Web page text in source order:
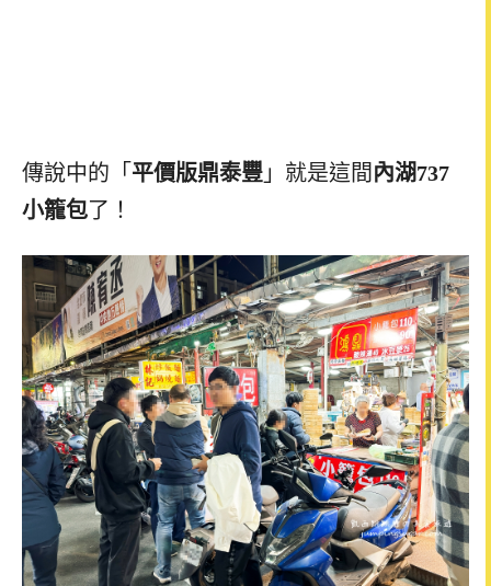
傳說中的「 平價版鼎泰豐 」就是這間 內湖737
小籠包了！